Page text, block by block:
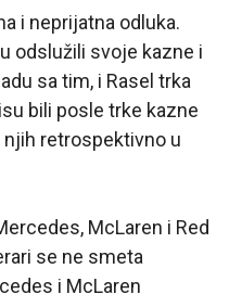
i neprijatna odluka.
odslužili svoje kazne i
sa tim, i Rasel trka
bili posle trke kazne
retrospektivno u
McLaren i Red
se ne smeta
i McLaren